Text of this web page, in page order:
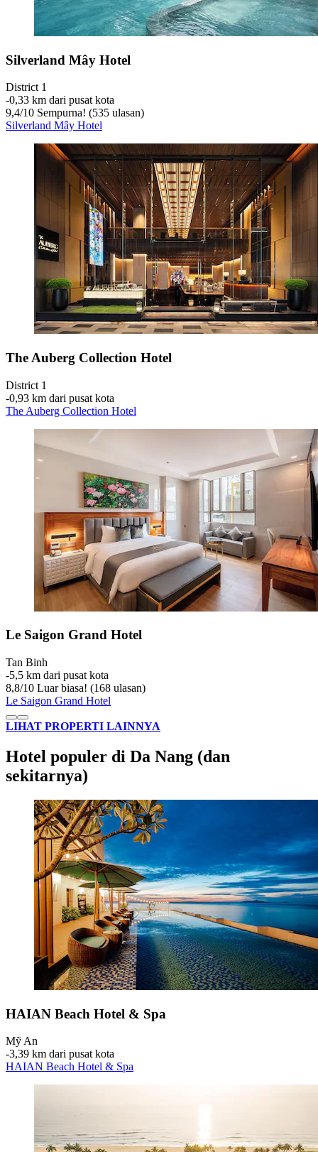
Silverland Mây Hotel
District 1
‐0,33 km dari pusat kota
9,4/10 Sempurna! (535 ulasan)
Silverland Mây Hotel
The Auberg Collection Hotel
District 1
‐0,93 km dari pusat kota
The Auberg Collection Hotel
Le Saigon Grand Hotel
Tan Binh
‐5,5 km dari pusat kota
8,8/10 Luar biasa! (168 ulasan)
Le Saigon Grand Hotel
LIHAT PROPERTI LAINNYA
Hotel populer di Da Nang (dan
sekitarnya)
HAIAN Beach Hotel & Spa
Mỹ An
‐3,39 km dari pusat kota
HAIAN Beach Hotel & Spa